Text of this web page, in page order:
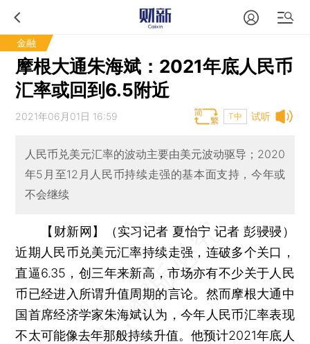
金融
摩根大通朱海斌：2021年底人民币
汇率或回到6.5附近
试听
2021年06月01日 16:59 T中
人民币兑美元汇率的波动主要由美元波动驱导；2020
年5月至12月人民币持续走强的基本面支持，今年或
不会继续
【财新网】（实习记者 夏怡宁 记者 彭骎骎）
近期人民币兑美元汇率持续走强，连破多个关口，
直逼6.35，创三年来新高，市场亦有不少关于人民
币已经进入所谓升值周期的言论。然而摩根大通中
国首席经济学家朱海斌认为，今年人民币汇率表现
不太可能像去年那般持续升值。他预计2021年底人